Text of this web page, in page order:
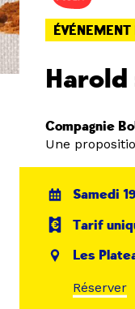
ÉVÉNEMENT
Harold
Compagnie
Une
Samedi
Tarif
Les
Réserver